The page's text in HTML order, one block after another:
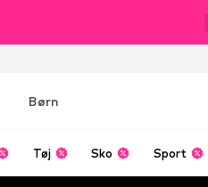
Børn
Tøj Sko Sport